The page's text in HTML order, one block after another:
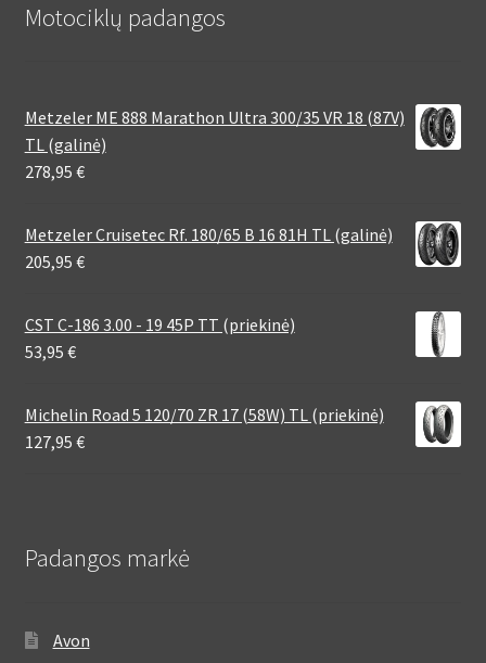
Motociklų padangos
Metzeler ME 888 Marathon Ultra 300/35 VR 18 (87V)
TL (galinė)
278,95 €
Metzeler Cruisetec Rf. 180/65 B 16 81H TL (galinė)
205,95 €
CST C-186 3.00 - 19 45P TT (priekinė)
53,95 €
Michelin Road 5 120/70 ZR 17 (58W) TL (priekinė)
127,95 €
Padangos markė
Avon